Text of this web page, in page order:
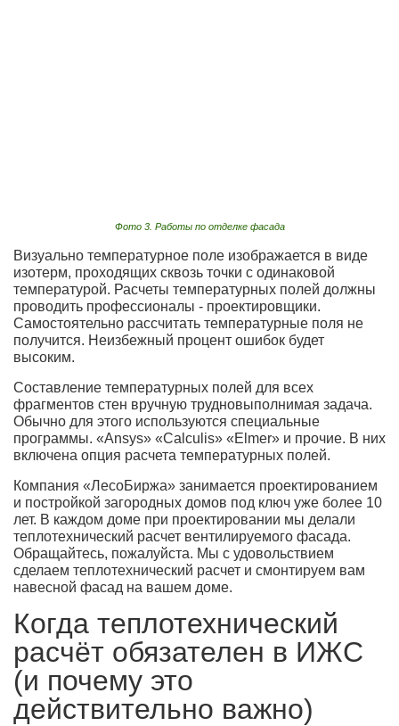
Фото 3. Работы по отделке фасада
Визуально температурное поле изображается в виде
изотерм, проходящих сквозь точки с одинаковой
температурой. Расчеты температурных полей должны
проводить профессионалы - проектировщики.
Самостоятельно рассчитать температурные поля не
получится. Неизбежный процент ошибок будет
высоким.
Составление температурных полей для всех
фрагментов стен вручную трудновыполнимая задача.
Обычно для этого используются специальные
программы. «Ansys» «Calculis» «Elmer» и прочие. В них
включена опция расчета температурных полей.
Компания «ЛесоБиржа» занимается проектированием
и постройкой загородных домов под ключ уже более 10
лет. В каждом доме при проектировании мы делали
теплотехнический расчет вентилируемого фасада.
Обращайтесь, пожалуйста. Мы с удовольствием
сделаем теплотехнический расчет и смонтируем вам
навесной фасад на вашем доме.
Когда теплотехнический
расчёт обязателен в ИЖС
(и почему это
действительно важно)